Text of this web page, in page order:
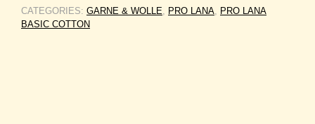
CATEGORIES: GARNE & WOLLE, PRO LANA, PRO LANA
BASIC COTTON